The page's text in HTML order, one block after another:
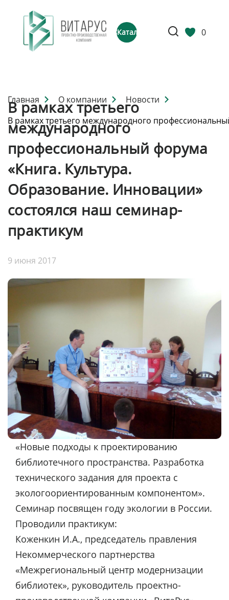
Каталог 0
Главная О компании
Новости
В рамках третьего международного
В рамках третьего
международного
профессиональный форума
«Книга. Культура.
Образование. Инновации»
состоялся наш семинар-
практикум
9 июня 2017
«Новые подходы к проектированию
библиотечного пространства. Разработка
технического задания для проекта с
экологоориентированным компонентом».
Семинар посвящен году экологии в России.
Проводили практикум:
Коженкин И.А., председатель правления
Некоммерческого партнерства
«Межрегиональный центр модернизации
библиотек», руководитель проектно-